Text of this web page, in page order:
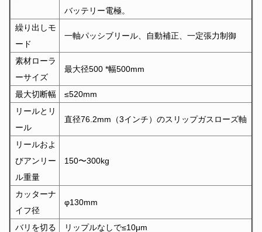
バッテリー電極。
繰り出しモ
ード
一軸パッシブリール、自動補正、一定張力制御
素材ローラ
ーサイズ
最大径500 *幅500mm
最大切断幅
≤520mm
リールとリ
ール
直径76.2mm（3インチ）のスリップガスローズ軸
リールおよ
びアンリー
ル重量
150〜300kg
カッターナ
イフ径
φ130mm
バリを切る リップルなしで≤10μm